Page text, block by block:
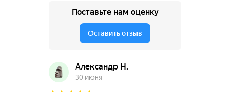
быть запутанным и затратным, поэтому
мы стремимся облегчить этот процесс для наших
клиентов. Наша команда экспертов знает все
тонкости процесса получения визы и готова
Мы предлагаем индивидуальный подход к каждому